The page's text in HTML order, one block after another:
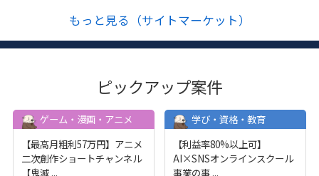
もっと見る（サイトマーケット）
ピックアップ案件
ゲーム・漫画・アニメ
【最高月粗利57万円】アニメ
二次創作ショートチャンネル
【鬼滅 ...
学び・資格・教育
【利益率80%以上可】
AI×SNSオンラインスクール
事業の事 ...